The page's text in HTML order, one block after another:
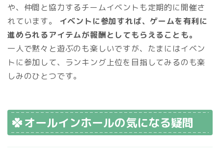
や、仲間と協力するチームイベントも定期的に開催さ
れています。 イベントに参加すれば、ゲームを有利に
進められるアイテムが報酬としてもらえることも。
一人で黙々と遊ぶのも楽しいですが、たまにはイベン
トに参加して、ランキング上位を目指してみるのも楽
しみのひとつです。
オールインホールの気になる疑問